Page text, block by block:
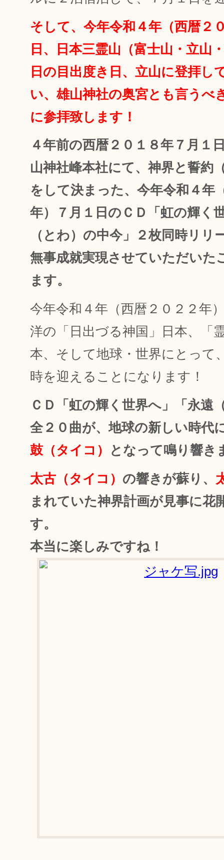
そして、今年令和４年（西暦２
日、日本三霊山（富士山・立山
日の目出度き日、立山に登拝し
い、雄山神社の奥宮とも言うべ
に参拝致します！
４年前の西暦２０１８年７月１
山神社峰本社にて、神界と誓約
をして決まった、今年令和４年
年）７月１日のＣＤ「虹の輝く
（とわ）の中今」２枚同時リリ
無事成就実現させていただいた
ます。
今年令和４年（西暦２０２２年
洋の「日出づる神国」日本、「
本、そして地球・世界にとって
時を迎えることになります！
ＣＤ「虹の輝く世界へ」「永遠
全２０曲が、地球の新しい時代
鼓（タイコ）
となって鳴り響き
太古（タイコ） の響きが蘇り、
まれていた神界計画が見事に花
す。
本当に楽しみですね！